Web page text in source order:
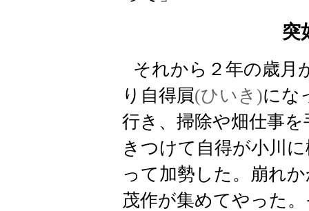
突
それから２年の歳月
り自得屓(ひいき)にな
行き、掃除や畑仕事
きつけて自得が小川
って加勢した。崩れ
茂作が集めてやった。